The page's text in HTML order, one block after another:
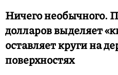
Ничего необычного.
долларов выделяет
оставляет круги на
поверхностях